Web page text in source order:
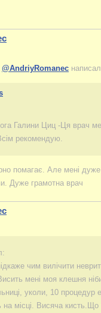
@AndriyRomanec
Галини Циц -Ця врач
рекомендую.
помагає. Але мені
Дуже грамотна врач
чим вилічити
мені моя клешня
уколи, 10 процедур
на місці. Висяча